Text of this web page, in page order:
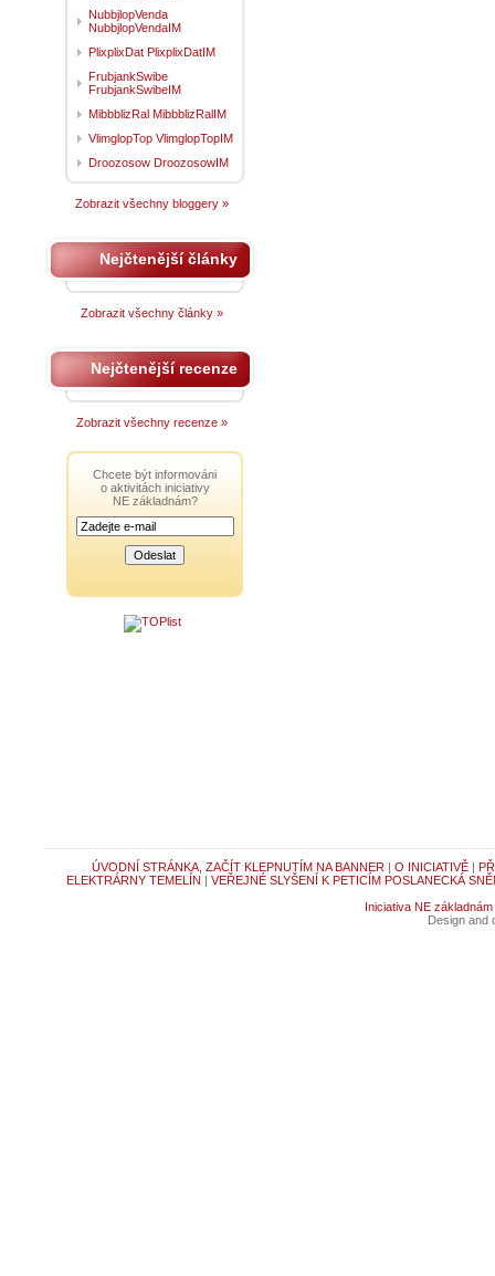
NubbjlopVenda
NubbjlopVendaIM
PlixplixDat PlixplixDatIM
FrubjankSwibe
FrubjankSwibeIM
MibbblizRal MibbblizRalIM
VlimglopTop VlimglopTopIM
Droozosow DroozosowIM
Zobrazit všechny bloggery »
Nejčtenější články
Zobrazit všechny články »
Nejčtenější recenze
Zobrazit všechny recenze »
Chcete být informováni
o aktivitách iniciativy
NE základnám?
ÚVODNÍ STRÁNKA, ZAČÍT KLEPNUTÍM NA BANNER | O INICIATIVĚ|
ELEKTRÁRNY TEMELÍN | VEŘEJNÉ SLYŠENÍ K PETICÍM POSLANECKÁ
Iniciativa NE základnám
Design and